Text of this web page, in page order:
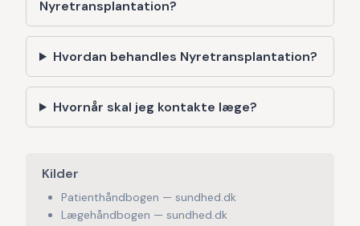
Nyretransplantation?
Hvordan behandles Nyretransplantation?
Hvornår skal jeg kontakte læge?
Kilder
Patienthåndbogen — sundhed.dk
Lægehåndbogen — sundhed.dk